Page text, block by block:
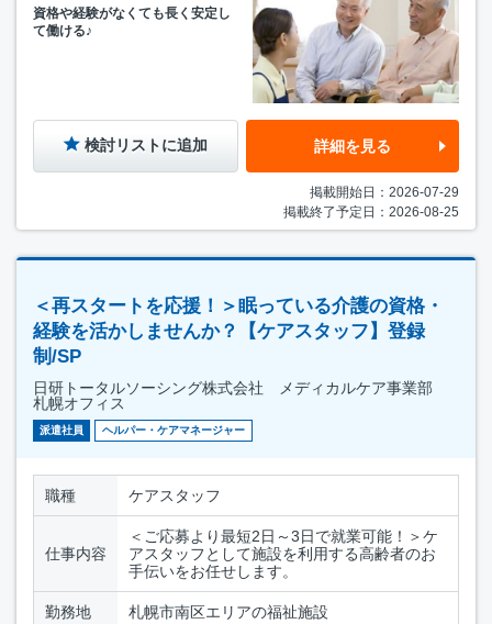
資格や経験がなくても長く安定し
て働ける♪
検討リストに追加 詳細を見る
掲載開始日：2026-07-29
掲載終了予定日：2026-08-25
＜再スタートを応援！＞眠っている介護の資格・
経験を活かしませんか？【ケアスタッフ】登録
制/SP
日研トータルソーシング株式会社 メディカルケア事業部
札幌オフィス
派遣社員 ヘルパー・ケアマネージャー
職種 ケアスタッフ
仕事内容
＜ご応募より最短2日～3日で就業可能！＞ケ
アスタッフとして施設を利用する高齢者のお
手伝いをお任せします。
勤務地 札幌市南区エリアの福祉施設